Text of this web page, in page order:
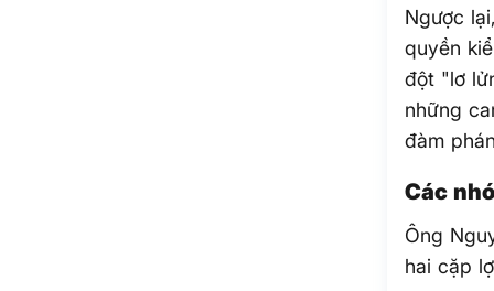
Ngược
quyền
đột "lơ
những
đàm
Các
Ông
hai cặp